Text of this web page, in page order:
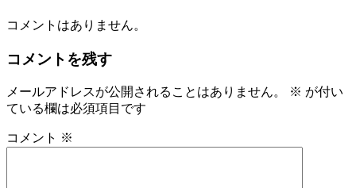
コメントはありません。
コメントを残す
メールアドレスが公開されることはありません。 ※ が付い
ている欄は必須項目です
コメント ※